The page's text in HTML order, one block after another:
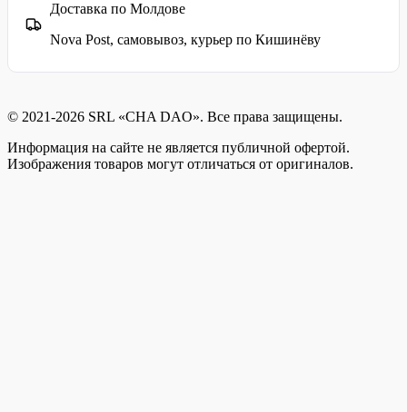
Доставка по Молдове
Nova Post, самовывоз, курьер по Кишинёву
© 2021-2026 SRL «CHA DAO». Все права защищены.
Информация на сайте не является публичной офертой.
Изображения товаров могут отличаться от оригиналов.